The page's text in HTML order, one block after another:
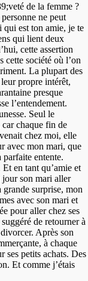
de la femme ?
ne peut
qui est ton amie, je te
qui lient deux
cette assertion
cette société où l’on
La plupart des
propre intérêt,
presque
l’entendement.
Seul le
car chaque fin de
chez moi, elle
avec mon mari, que
parfaite entente.
en tant qu’amie et
jour son mari aller
surprise, mon
avec son mari et
pour aller chez ses
de retourner à
Après son
à chaque
ses petits achats. Des
Et comme j’étais